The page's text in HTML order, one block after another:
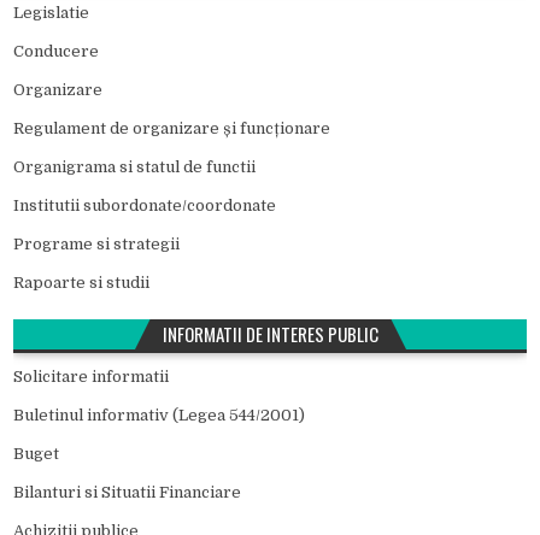
Legislatie
Conducere
Organizare
Regulament de organizare și funcționare
Organigrama si statul de functii
Institutii subordonate/coordonate
Programe si strategii
Rapoarte si studii
INFORMATII DE INTERES PUBLIC
Solicitare informatii
Buletinul informativ (Legea 544/2001)
Buget
Bilanturi si Situatii Financiare
Achizitii publice